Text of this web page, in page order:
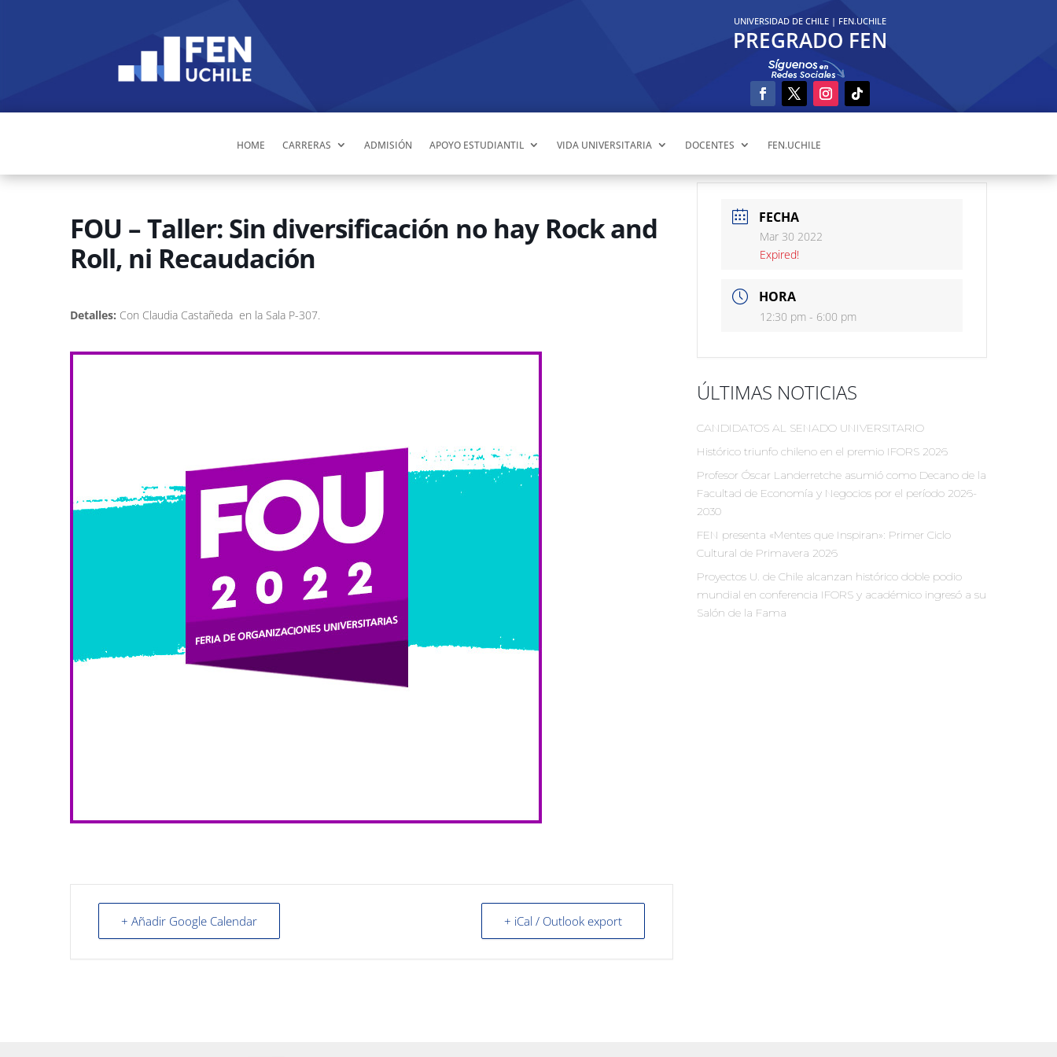
UNIVERSIDAD DE CHILE | FEN.UCHILE
PREGRADO FEN
HOME CARRERAS ADMISIÓN APOYO ESTUDIANTIL VIDA UNIVERSITARIA DOCENTES FEN.UCHILE
FOU – Taller: Sin diversificación no hay Rock and
Roll, ni Recaudación
Detalles: Con Claudia Castañeda en la Sala P-307.
+ Añadir Google Calendar + iCal / Outlook export
FECHA
Mar 30 2022
Expired!
HORA
12:30 pm - 6:00 pm
ÚLTIMAS NOTICIAS
CANDIDATOS AL SENADO UNIVERSITARIO
Histórico triunfo chileno en el premio IFORS 2026
Profesor Óscar Landerretche asumió como Decano de la
Facultad de Economía y Negocios por el período 2026-
2030
FEN presenta «Mentes que Inspiran»: Primer Ciclo
Cultural de Primavera 2026
Proyectos U. de Chile alcanzan histórico doble podio
mundial en conferencia IFORS y académico ingresó a su
Salón de la Fama